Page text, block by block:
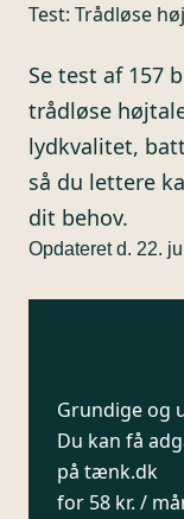
Test: Trådløse
Se test af 157
trådløse
lydkvalitet,
så du lettere
dit behov.
Opdateret d. 22.
Grundige og
Du kan få
på tænk.dk
for 58 kr. /